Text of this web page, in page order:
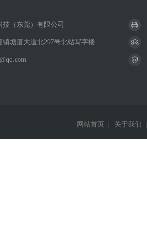
（东莞）有限公司
塘厦大道北297号北站写字楼
网站首页 关于我们